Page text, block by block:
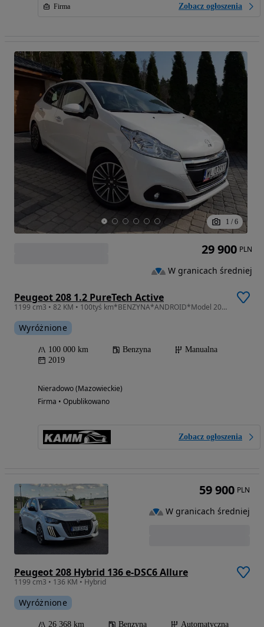
Firma Zobacz ogłoszenia
1 / 6
Peugeot 208 1.2 PureTech Active
1199 cm3 • 82 KM • 100tyś km*BENZYNA*ANDROID*Model 2020*Kamera*2xkoła*Gwarancja*ZAMIANA
Wyróżnione
100 000 km Benzyna
Manualna
2019
Nieradowo (Mazowieckie)
Firma • Opublikowano
Zobacz ogłoszenia
29 900 PLN
W granicach średniej
Peugeot 208 Hybrid 136 e-DSC6 Allure
1199 cm3 • 136 KM • Hybrid
Wyróżnione
26 368 km Benzyna
Automatyczna
59 900 PLN
W granicach średniej